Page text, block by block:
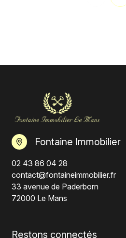
Fontaine Immobilier
02 43 86 04 28
contact@fontaineimmobilier.fr
33 avenue de Paderborn
72000 Le Mans
Restons connectés